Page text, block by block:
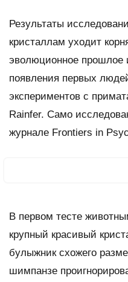
Результаты
кристаллам уходит
эволюционное прошлое
появления первых
экспериментов с
Rainfer. Само
журнале Frontiers in
В первом тесте
крупный красивый
булыжник схожего
шимпанзе